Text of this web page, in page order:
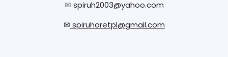
✉ spiruh2003@yahoo.com
✉ spiruharetpl@gmail.com